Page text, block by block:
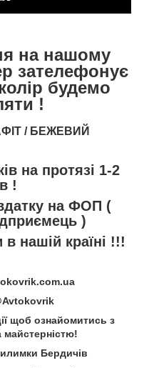
на нашому
зателефонує
будемо
!
/ БЕЖЕВИЙ
на протязі 1-2
!
на ФОП (
)
нашій країні !!!
щоб ознайомитись з
Бердичів